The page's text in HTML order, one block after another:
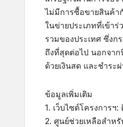
ไม่มีการซื้อขายสินค้า
ในข่ายประเภทที่เข้า
รวมของประเทศ ซึ่งก
ถึงที่สุดต่อไป นอกจา
ด้วยเงินสด และชำระ
ข้อมูลเพิ่มเติม
1. เว็บไซต์โครงการ
2. ศูนย์ช่วยเหลือสำห